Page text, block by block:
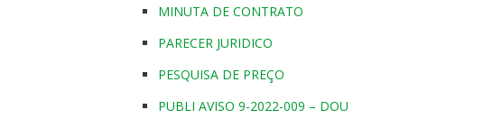
MINUTA DE CONTRATO
PARECER JURIDICO
PESQUISA DE PREÇO
PUBLI AVISO 9-2022-009 – DOU